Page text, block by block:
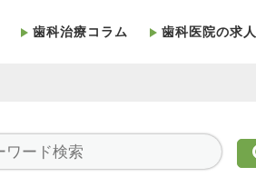
歯科治療コラム 歯科医院の求人